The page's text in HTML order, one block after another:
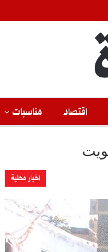
اقتصاد مناسبات
اخبار محلية